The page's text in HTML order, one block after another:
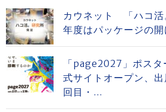
カウネット 「ハコ
年度はパッケージの
「page2027」ポス
式サイトオープン、
回目・...